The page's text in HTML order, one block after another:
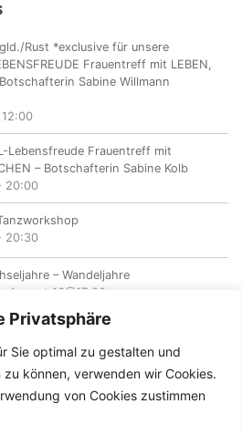
Privatsphäre
Sie optimal zu gestalten und
können, verwenden wir Cookies.
von Cookies zustimmen
Rust *exclusive für unsere
Frauentreff mit LEBEN,
Sabine Willmann
12:00
Lebensfreude Frauentreff mit
– Botschafterin Sabine Kolb
20:00
20:30
– Wandeljahre
August 16@17:00